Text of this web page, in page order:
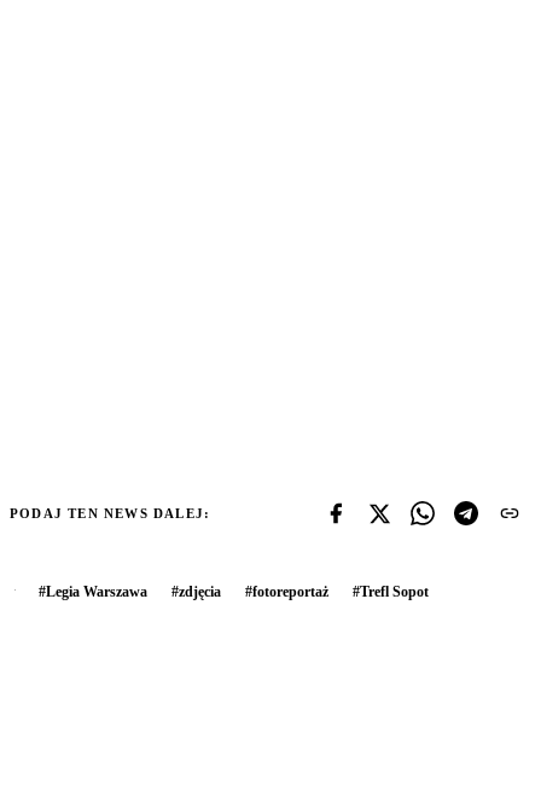
PODAJ TEN NEWS DALEJ:
#Legia Warszawa #zdjęcia #fotoreportaż #Trefl Sopot